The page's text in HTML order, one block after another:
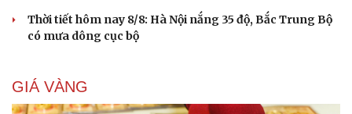
Thời tiết hôm nay 8/8: Hà Nội nắng 35 độ, Bắc Trung Bộ
có mưa dông cục bộ
GIÁ VÀNG